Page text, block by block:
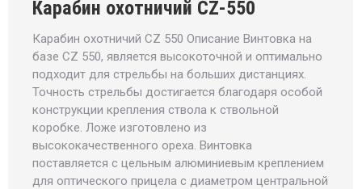
Карабин охотничий CZ-550
Карабин охотничий CZ 550 Описание Винтовка на
базе CZ 550, является высокоточной и оптимально
подходит для стрельбы на больших дистанциях.
Точность стрельбы достигается благодаря особой
конструкции крепления ствола к ствольной
коробке. Ложе изготовлено из
высококачественного ореха. Винтовка
поставляется с цельным алюминиевым креплением
для оптического прицела с диаметром центральной